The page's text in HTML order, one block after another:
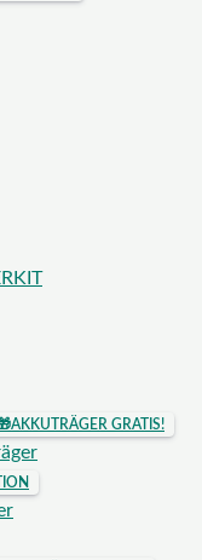
AKKUTRÄGER GRATIS!